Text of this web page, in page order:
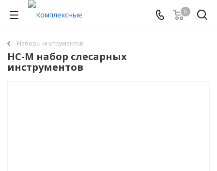
0
Наборы инструментов
НС-М набор слесарных
инструментов